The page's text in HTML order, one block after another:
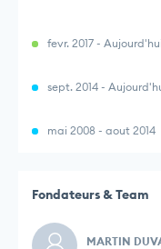
fevr. 2017 - Aujourd'hui
sept. 2014 -
mai 2008 - aout 2014
Fondateurs & Team
MARTIN